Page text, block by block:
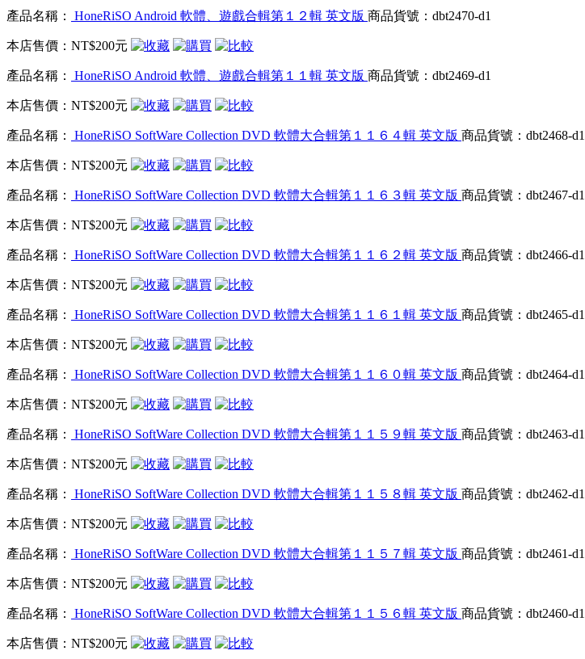
產品名稱： HoneRiSO Android 軟體、遊戲合輯第１２輯 英文版 商品貨號：dbt2470-d1
本店售價： NT$200元
產品名稱： HoneRiSO Android 軟體、遊戲合輯第１１輯 英文版 商品貨號：dbt2469-d1
本店售價： NT$200元
產品名稱： HoneRiSO SoftWare Collection DVD 軟體大合輯第１１６４輯 英文版 商品貨號：dbt2468-d1
本店售價： NT$200元
產品名稱： HoneRiSO SoftWare Collection DVD 軟體大合輯第１１６３輯 英文版 商品貨號：dbt2467-d1
本店售價： NT$200元
產品名稱： HoneRiSO SoftWare Collection DVD 軟體大合輯第１１６２輯 英文版 商品貨號：dbt2466-d1
本店售價： NT$200元
產品名稱： HoneRiSO SoftWare Collection DVD 軟體大合輯第１１６１輯 英文版 商品貨號：dbt2465-d1
本店售價： NT$200元
產品名稱： HoneRiSO SoftWare Collection DVD 軟體大合輯第１１６０輯 英文版 商品貨號：dbt2464-d1
本店售價： NT$200元
產品名稱： HoneRiSO SoftWare Collection DVD 軟體大合輯第１１５９輯 英文版 商品貨號：dbt2463-d1
本店售價： NT$200元
產品名稱： HoneRiSO SoftWare Collection DVD 軟體大合輯第１１５８輯 英文版 商品貨號：dbt2462-d1
本店售價： NT$200元
產品名稱： HoneRiSO SoftWare Collection DVD 軟體大合輯第１１５７輯 英文版 商品貨號：dbt2461-d1
本店售價： NT$200元
產品名稱： HoneRiSO SoftWare Collection DVD 軟體大合輯第１１５６輯 英文版 商品貨號：dbt2460-d1
本店售價： NT$200元